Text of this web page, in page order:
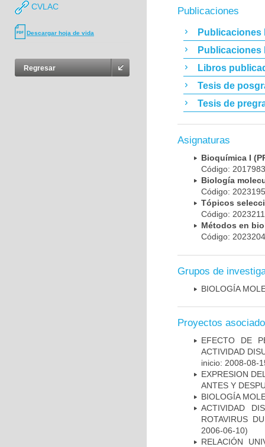
CVLAC
Descargar hoja de vida
Regresar
Publicaciones
Publicaciones
Publicaciones
Libros
Tesis de
Tesis de
Asignaturas
Bioquímica I
Código:
Biología
Código:
Tópicos
Código:
Métodos en
Código:
Grupos de
BIOLOGÍA
Proyectos
EFECTO DE
ACTIVIDAD
inicio: 2008-08-
EXPRESION
ANTES Y
BIOLOGÍA
ACTIVIDAD
ROTAVIRUS
2006-06-10)
RELACIÓN